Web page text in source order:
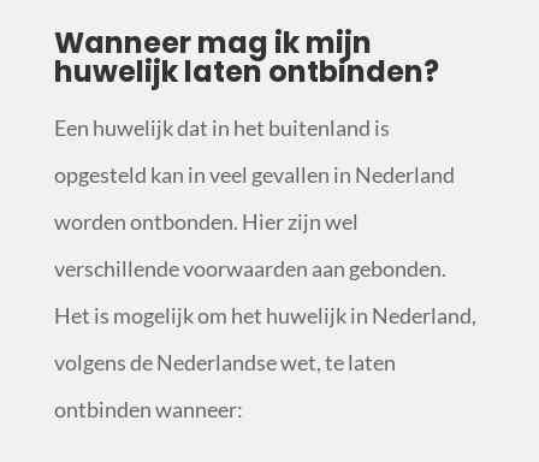
Wanneer mag ik mijn
huwelijk laten ontbinden?
Een huwelijk dat in het buitenland is
opgesteld kan in veel gevallen in Nederland
worden ontbonden. Hier zijn wel
verschillende voorwaarden aan gebonden.
Het is mogelijk om het huwelijk in Nederland,
volgens de Nederlandse wet, te laten
ontbinden wanneer: